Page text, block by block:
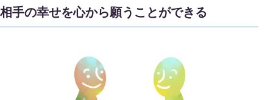
相手の幸せを心から願うことができる